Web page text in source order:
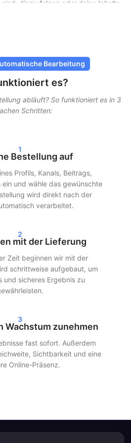
dir zu folgen oder deine Inhalte
immer an erster Stelle. Du
teilen, und alle Lieferungen
Methoden. Unsere
geschützt bleibt.
Methoden. Unsere
dass sie möglichst natürlich
und echte
Je nach gewähltem Paket siehst du
deutliche Ergebnisse in deinen
Follower kaufst, TikTok-Views
kaufst – wir sorgen für eine
Qualität.
und Glaubwürdigkeit
Bearbeitung
es?
abläuft? So funktioniert es in 3
Schritten:
1
Bestellung auf
Profils, Kanals, Beitrags,
ein und wähle das gewünschte
wird direkt nach der
verarbeitet.
2
mit der Lieferung
Zeit beginnen wir mit der
schrittweise aufgebaut, um
und sicheres Ergebnis zu
3
Wachstum zunehmen
fast sofort. Außerdem
Sichtbarkeit und eine
Online-Präsenz.